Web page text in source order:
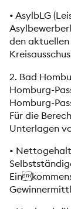
• AsylbLG
den aktuellen
2. Bad
Homburg-
Homburg-
Für die
Unterlagen
•